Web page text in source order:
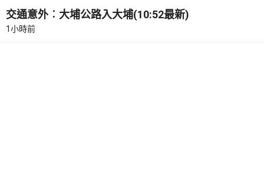
交通意外︰大埔公路入大埔(10:52最新)
1小時前